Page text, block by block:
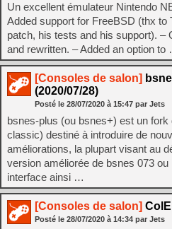
Un excellent émulateur Nintendo
Added support for FreeBSD (thx to
patch, his tests and his support). –
and rewritten. – Added an option to
[Consoles de salon]
(2020/07/28)
Posté le 28/07/2020 à 15:47 par Jets
bsnes-plus (ou bsnes+) est un
classic) destiné à introduire de
améliorations, la plupart visant au
version améliorée de bsnes 073 ou
interface ainsi …
[Consoles de salon]
Posté le 28/07/2020 à 14:34 par Jets